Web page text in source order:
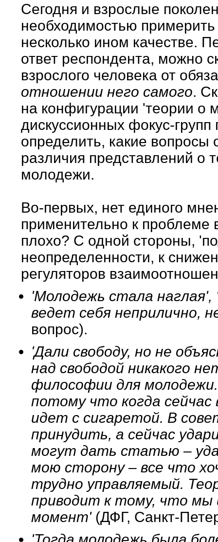
Сегодня и взрослые
необходимостью
несколько ином качестве.
ответ респондента, можно
взрослого человека от
отношении него самого.
на конфигурации 'теории
дискуссионных фокус-
определить, какие
различия представлений о
молодежи.
Во-первых, нет единого
применительно к проблеме
плохо? С одной стороны,
неопределенности, к
регуляторов
'Молодежь стала наглая',
ведет себя неприлично,
вопрос).
'Дали свободу, но не
над свободой никакого
философии для
потому что когда
идет с сигаретой. В
принудить, а сейчас
могут дать статью –
мою сторону – все что
трудно управляемый.
приводит к тому, что
момент'(ДФГ, Санкт-